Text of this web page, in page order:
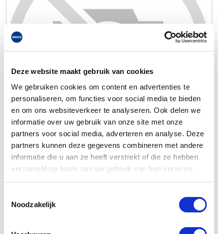
Deze website maakt gebruik van cookies
We gebruiken cookies om content en advertenties te
personaliseren, om functies voor social media te bieden
en om ons websiteverkeer te analyseren. Ook delen we
informatie over uw gebruik van onze site met onze
partners voor social media, adverteren en analyse. Deze
partners kunnen deze gegevens combineren met andere
informatie die u aan ze heeft verstrekt of die ze hebben
verzameld op basis van uw gebruik van hun services.
Noodzakelijk